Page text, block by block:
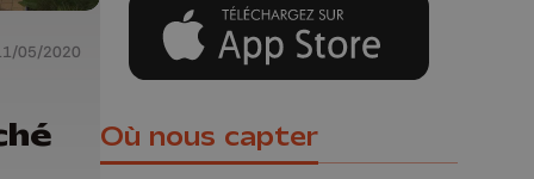
05/2020
Où nous capter